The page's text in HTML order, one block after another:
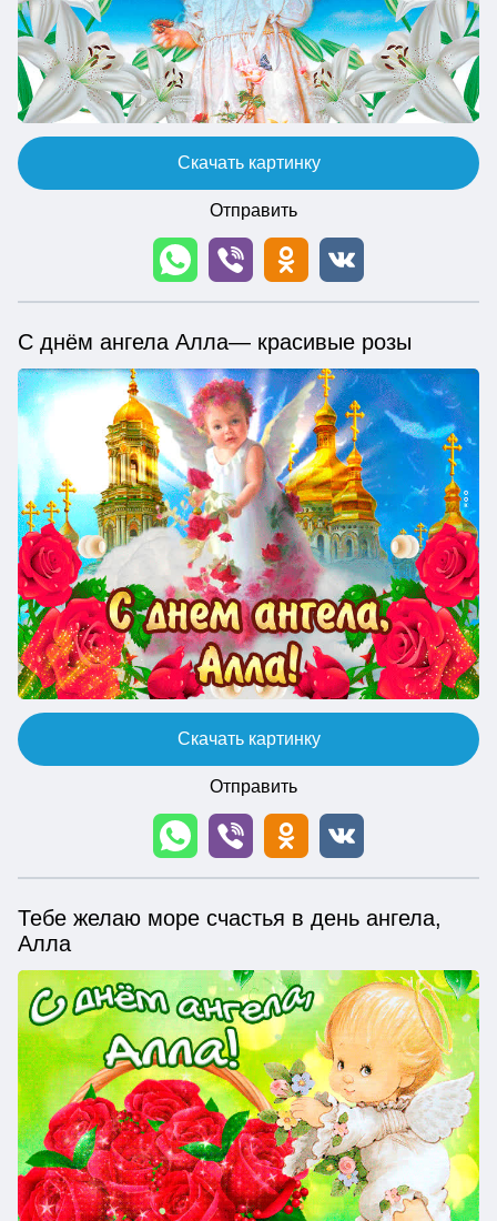
Скачать картинку
Отправить
С днём ангела Алла— красивые розы
Скачать картинку
Отправить
Тебе желаю море счастья в день ангела,
Алла